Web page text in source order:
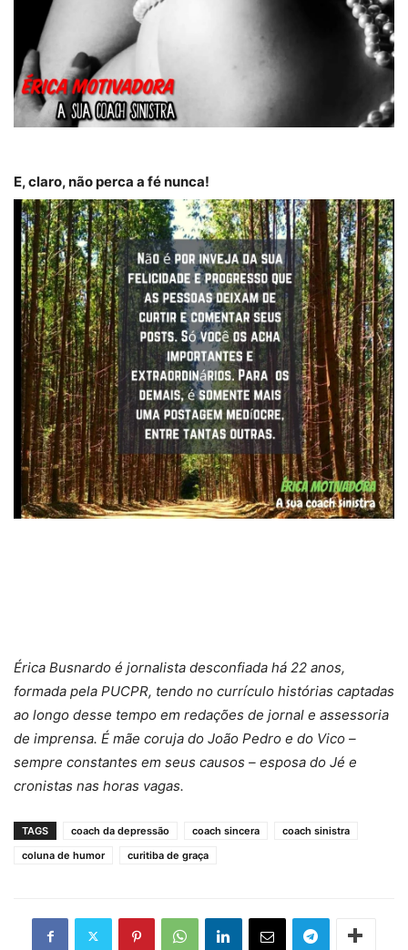
E, claro, não perca a fé nunca!
Érica Busnardo é jornalista desconfiada há 22 anos,
formada pela PUCPR, tendo no currículo histórias captadas
ao longo desse tempo em redações de jornal e assessoria
de imprensa. É mãe coruja do João Pedro e do Vico –
sempre constantes em seus causos – esposa do Jé e
cronistas nas horas vagas.
TAGS coach da depressão coach sincera
coach sinistra
coluna de humor
curitiba de graça